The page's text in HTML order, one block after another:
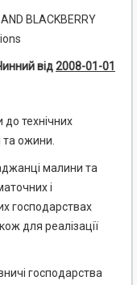
BLACKBERRY
від2008-01-01
технічних
та ожини.
малини та
і
господарствах
для реалізації
господарства